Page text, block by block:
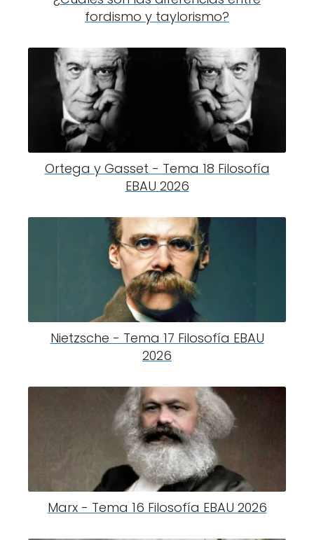
fordismo y taylorismo?
Ortega y Gasset - Tema 18 Filosofía
EBAU 2026
Nietzsche - Tema 17 Filosofía EBAU
2026
Marx - Tema 16 Filosofía EBAU 2026